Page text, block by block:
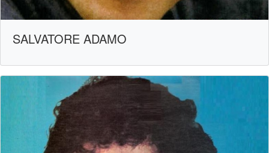
SALVATORE ADAMO